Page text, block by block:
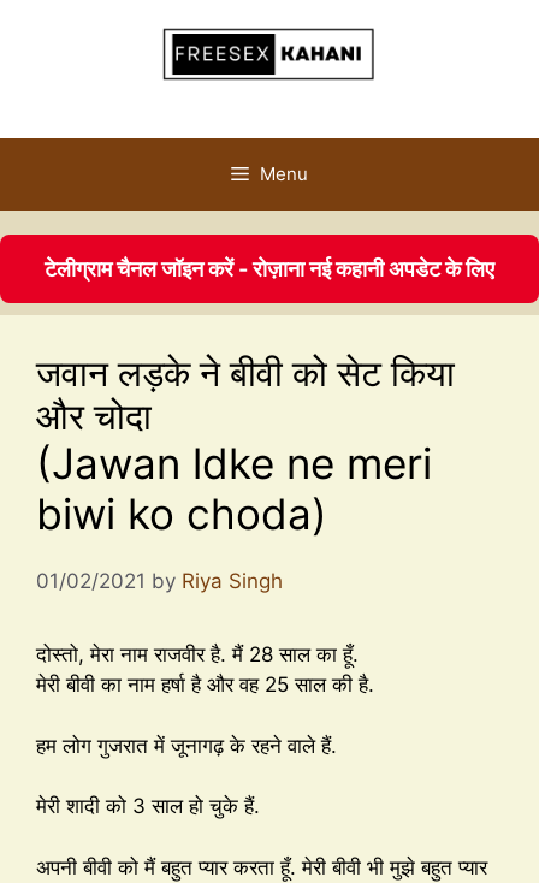
Menu
टेलीग्राम चैनल जॉइन करें - रोज़ाना नई कहानी अपडेट के लिए
जवान लड़के ने बीवी को सेट किया
और चोदा
(Jawan ldke ne meri
biwi ko choda)
01/02/2021 by Riya Singh
दोस्तो, मेरा नाम राजवीर है. मैं 28 साल का हूँ.
मेरी बीवी का नाम हर्षा है और वह 25 साल की है.
हम लोग गुजरात में जूनागढ़ के रहने वाले हैं.
मेरी शादी को 3 साल हो चुके हैं.
अपनी बीवी को मैं बहुत प्यार करता हूँ. मेरी बीवी भी मुझे बहुत प्यार